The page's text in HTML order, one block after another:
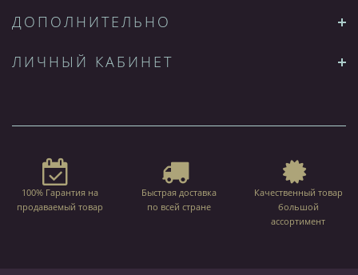
ДОПОЛНИТЕЛЬНО
ЛИЧНЫЙ КАБИНЕТ
100% Гарантия на
продаваемый товар
Быстрая доставка
по всей стране
Качественный товар
большой
ассортимент